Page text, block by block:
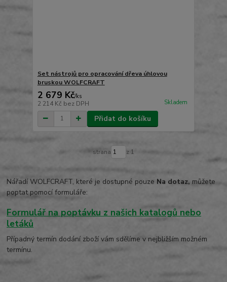
Set nástrojů pro opracování dřeva úhlovou
bruskou WOLFCRAFT
2 679 Kč/ks
2 214 Kč bez DPH Skladem
Přidat do košíku
strana z 1
Nářadí WOLFCRAFT, které je dostupné pouze Na dotaz, můžete
poptat pomocí formuláře:
Formulář na poptávku z našich katalogů nebo
letáků
Případný termín dodání zboží vám sdělíme v nejbližším možném
termínu.